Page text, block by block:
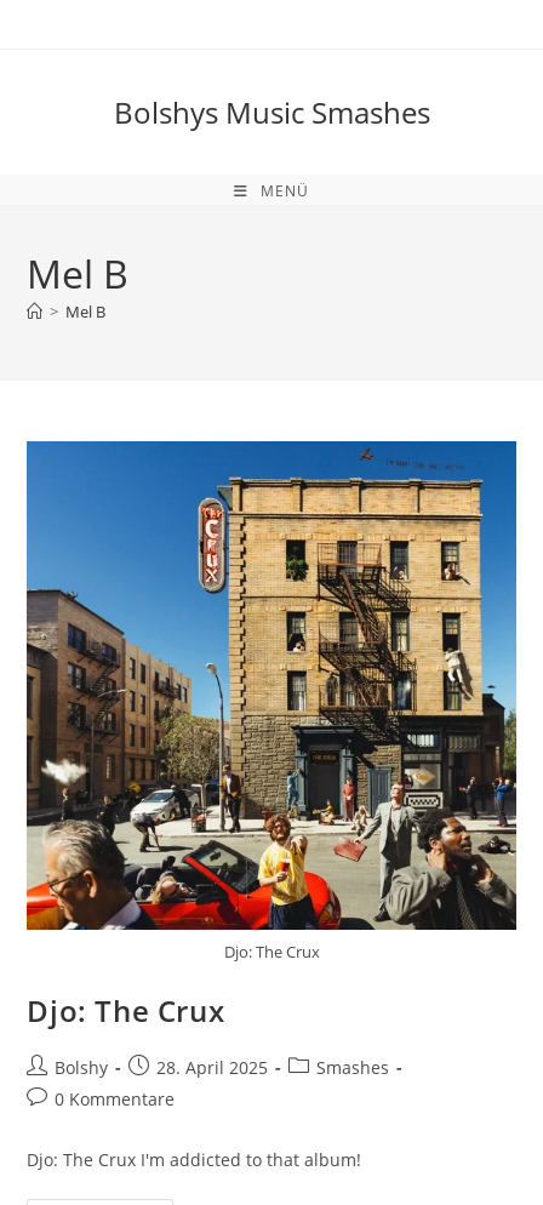
Bolshys Music Smashes
MENÜ
Mel B
> Mel B
Djo: The Crux
Djo: The Crux
Beitrags-
Autor:
Bolshy
Beitrag
veröffentlicht:
28. April 2025
Beitrags-
Smashes
Beitrags-
0 Kommentare
Djo: The Crux I'm addicted to that album!